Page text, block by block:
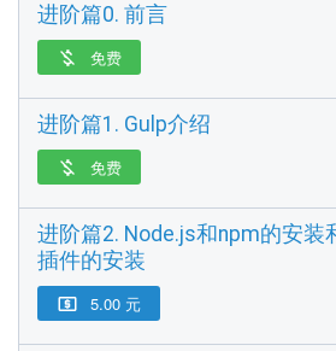
进阶篇0. 前言
 免费
进阶篇1. Gulp介绍
 免费
进阶篇2. Node.js和npm的安装
插件的安装
 5.00 元